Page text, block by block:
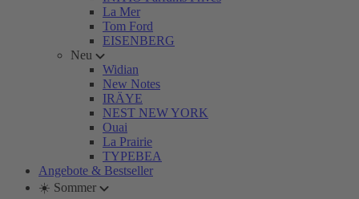
La Mer
Tom Ford
EISENBERG
Neu
Widian
New Notes
IRÄYE
NEST NEW YORK
Ouai
La Prairie
TYPEBEA
Angebote & Bestseller
☀️ Sommer